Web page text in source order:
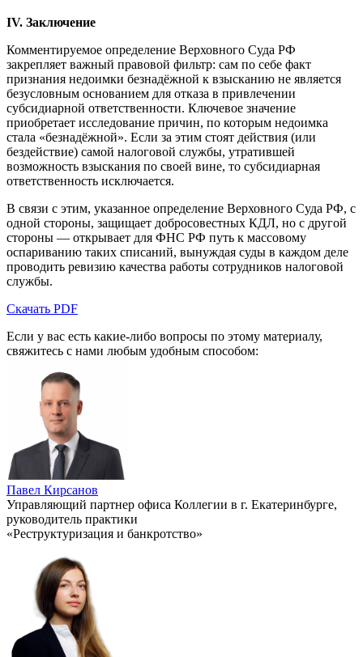
IV. Заключение
Комментируемое определение Верховного Суда РФ
закрепляет важный правовой фильтр: сам по себе факт
признания недоимки безнадёжной к взысканию не является
безусловным основанием для отказа в привлечении
субсидиарной ответственности. Ключевое значение
приобретает исследование причин, по которым недоимка
стала «безнадёжной». Если за этим стоят действия (или
бездействие) самой налоговой службы, утратившей
возможность взыскания по своей вине, то субсидиарная
ответственность исключается.
В связи с этим, указанное определение Верховного Суда РФ, с
одной стороны, защищает добросовестных КДЛ, но с другой
стороны — открывает для ФНС РФ путь к массовому
оспариванию таких списаний, вынуждая суды в каждом деле
проводить ревизию качества работы сотрудников налоговой
службы.
Скачать PDF
Если у вас есть какие-либо вопросы по этому материалу,
свяжитесь с нами любым удобным способом:
Павел Кирсанов
Управляющий партнер офиса Коллегии в г. Екатеринбурге,
руководитель практики
«Реструктуризация и банкротство»